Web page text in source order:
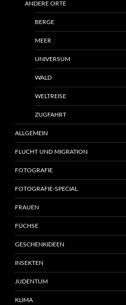
ANDERE ORTE
BERGE
MEER
UNIVERSUM
WALD
WELTREISE
ZUGFAHRT
ALLGEMEIN
FLUCHT UND MIGRATION
FOTOGRAFIE
FOTOGRAFIE-SPECIAL
FRAUEN
FÜCHSE
GESCHENKIDEEN
INSEKTEN
JUDENTUM
KLIMA